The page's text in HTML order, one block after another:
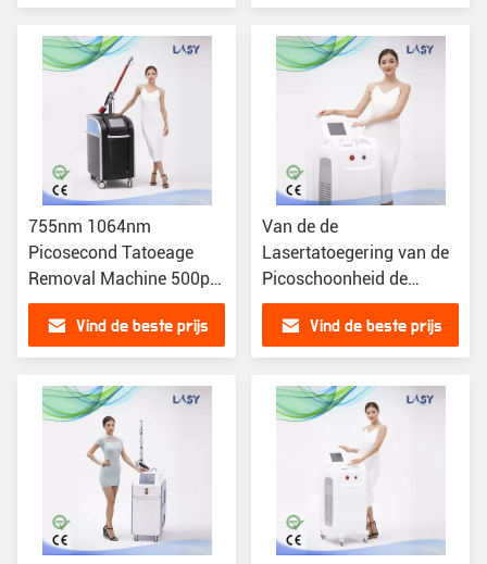
755nm 1064nm
Picosecond Tatoeage
Removal Machine 500ps
Nd Yag Laser
Vind de beste prijs
Van de de
Lasertatoegering van de
Picoschoonheid de
Machine1064nm 755nm
532nm Golflengte
Vind de beste prijs